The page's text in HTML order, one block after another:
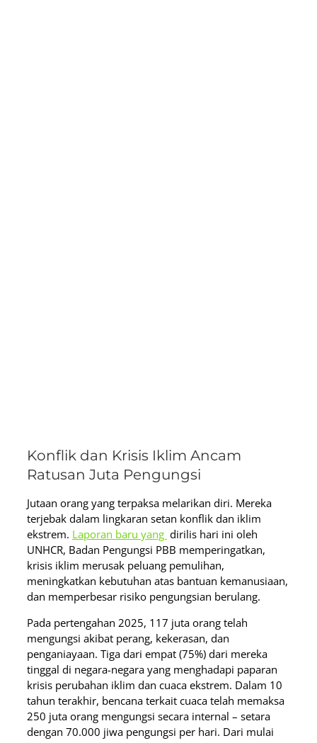
Konflik dan Krisis Iklim Ancam
Ratusan Juta Pengungsi
Jutaan orang yang terpaksa melarikan diri. Mereka
terjebak dalam lingkaran setan konflik dan iklim
ekstrem. Laporan baru yang dirilis hari ini oleh
UNHCR, Badan Pengungsi PBB memperingatkan,
krisis iklim merusak peluang pemulihan,
meningkatkan kebutuhan atas bantuan kemanusiaan,
dan memperbesar risiko pengungsian berulang.
Pada pertengahan 2025, 117 juta orang telah
mengungsi akibat perang, kekerasan, dan
penganiayaan. Tiga dari empat (75%) dari mereka
tinggal di negara-negara yang menghadapi paparan
krisis perubahan iklim dan cuaca ekstrem. Dalam 10
tahun terakhir, bencana terkait cuaca telah memaksa
250 juta orang mengungsi secara internal – setara
dengan 70.000 jiwa pengungsi per hari. Dari mulai